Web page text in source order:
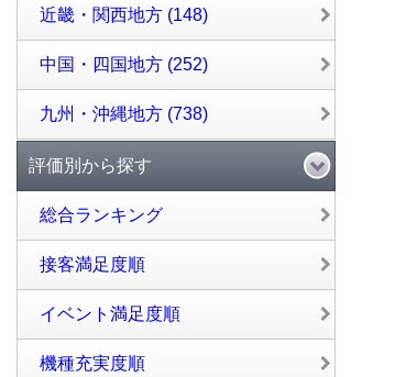
近畿・関西地方 (148)
中国・四国地方 (252)
九州・沖縄地方 (738)
評価別から探す
総合ランキング
接客満足度順
イベント満足度順
機種充実度順